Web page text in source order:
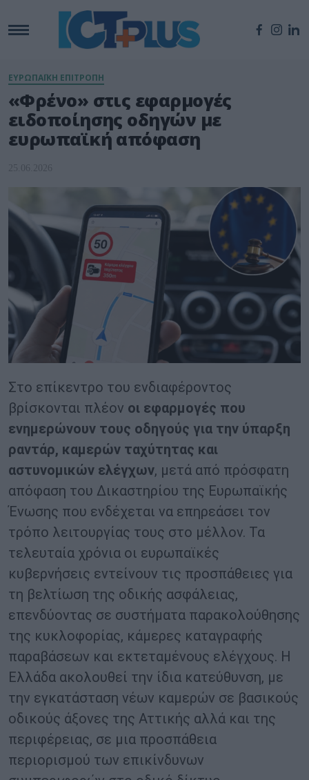
ΕΥΡΩΠΑΪΚΗ ΕΠΙΤΡΟΠΗ
«Φρένο» στις εφαρμογές
ειδοποίησης οδηγών με
ευρωπαϊκή απόφαση
25.06.2026
Στο επίκεντρο του ενδιαφέροντος
βρίσκονται πλέον οι εφαρμογές που
ενημερώνουν τους οδηγούς για την ύπαρξη
ραντάρ, καμερών ταχύτητας και
αστυνομικών ελέγχων, μετά από πρόσφατη
απόφαση του Δικαστηρίου της Ευρωπαϊκής
Ένωσης που ενδέχεται να επηρεάσει τον
τρόπο λειτουργίας τους στο μέλλον. Τα
τελευταία χρόνια οι ευρωπαϊκές
κυβερνήσεις εντείνουν τις προσπάθειες για
τη βελτίωση της οδικής ασφάλειας,
επενδύοντας σε συστήματα παρακολούθησης
της κυκλοφορίας, κάμερες καταγραφής
παραβάσεων και εκτεταμένους ελέγχους. Η
Ελλάδα ακολουθεί την ίδια κατεύθυνση, με
την εγκατάσταση νέων καμερών σε βασικούς
οδικούς άξονες της Αττικής αλλά και της
περιφέρειας, σε μια προσπάθεια
περιορισμού των επικίνδυνων